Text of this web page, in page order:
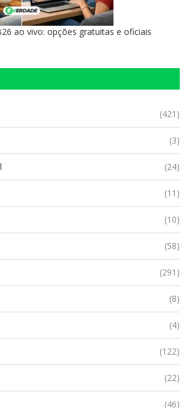
ao vivo: opções gratuitas e oficiais
(421)
(3)
(24)
(11)
(10)
(58)
(291)
(8)
(4)
(122)
(22)
(46)